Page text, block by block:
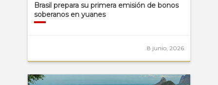
Brasil prepara su primera emisión de bonos
soberanos en yuanes
8 junio, 2026